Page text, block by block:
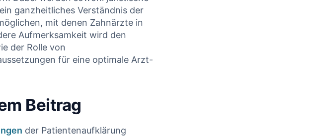
ganzheitliches Verständnis der
mit denen Zahnärzte in
Aufmerksamkeit wird den
⁣der Rolle von
für eine optimale Arzt-
Beitrag
⁤der Patientenaufklärung